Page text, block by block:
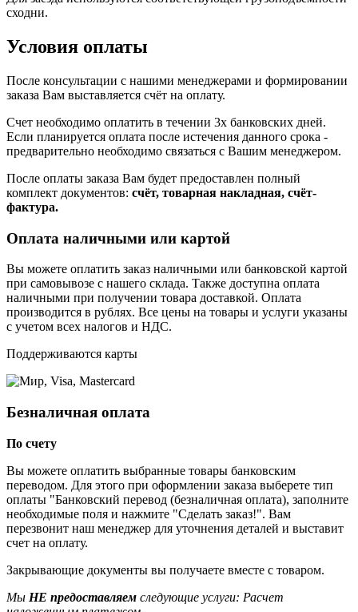
сходни.
Условия оплаты
После консультации с нашими менеджерами и формировании
заказа Вам выставляется счёт на оплату.
Счет необходимо оплатить в течении 3х банковских дней.
Если планируется оплата после истечения данного срока -
предварительно необходимо связаться с Вашим менеджером.
После оплаты заказа Вам будет предоставлен полный
комплект документов: счёт, товарная накладная, счёт-
фактура.
Оплата наличными или картой
Вы можете оплатить заказ наличными или банковской картой
при самовывозе с нашего склада. Также доступна оплата
наличными при получении товара доставкой. Оплата
производится в рублях. Все цены на товары и услуги указаны
с учетом всех налогов и НДС.
Поддерживаются карты
Безналичная оплата
По счету
Вы можете оплатить выбранные товары банковским
переводом. Для этого при оформлении заказа выберете тип
оплаты "Банковский перевод (безналичная оплата), заполните
необходимые поля и нажмите "Сделать заказ!". Вам
перезвонит наш менеджер для уточнения деталей и выставит
счет на оплату.
Закрывающие документы вы получаете вместе с товаром.
Мы НЕ предоставляем следующие услуги: Расчет